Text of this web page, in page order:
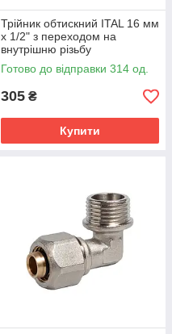
Трійник обтискний ITAL 16 мм
х 1/2" з переходом на
внутрішню різьбу
Готово до відправки 314 од.
305 ₴
Купити